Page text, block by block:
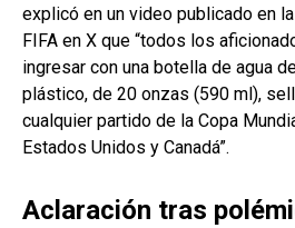
explicó en un video publicado en
FIFA en X que “todos los
ingresar con una botella de agua
plástico, de 20 onzas (590 ml),
cualquier partido de la Copa
Estados Unidos y Canadá”.
Aclaración tras